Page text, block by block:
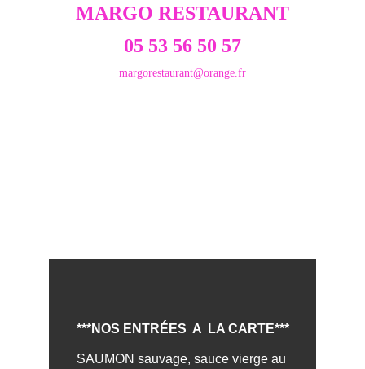
MARGO RESTAURANT
05 53 56 50 57
margorestaurant@orange.fr
***NOS ENTRÉES  A  LA CARTE***
SAUMON sauvage, sauce vierge au